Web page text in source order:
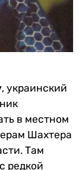
, украинский
в местном
Шахтера
Там
редкой